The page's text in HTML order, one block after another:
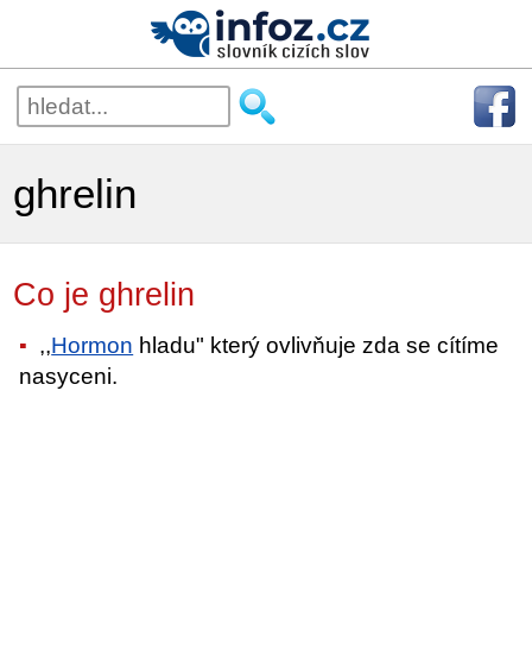
ghrelin
Co je ghrelin
,,Hormon hladu" který ovlivňuje zda se cítíme
nasyceni.